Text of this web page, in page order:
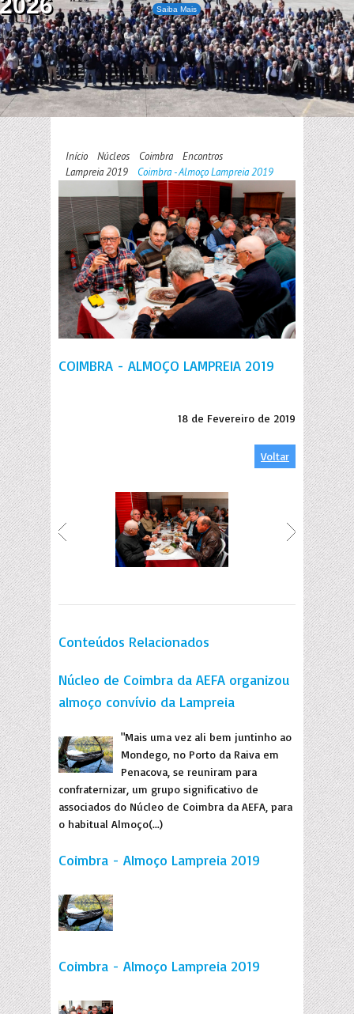
Saiba Mais
Início Núcleos Coimbra
Encontros
Lampreia 2019
Coimbra - Almoço Lampreia 2019
COIMBRA - ALMOÇO LAMPREIA 2019
18 de Fevereiro de 2019
Voltar
Conteúdos Relacionados
Núcleo de Coimbra da AEFA organizou
almoço convívio da Lampreia
"Mais uma vez ali bem juntinho ao
Mondego, no Porto da Raiva em
Penacova, se reuniram para
confraternizar, um grupo significativo de
associados do Núcleo de Coimbra da AEFA, para
o habitual Almoço(...)
Coimbra - Almoço Lampreia 2019
Coimbra - Almoço Lampreia 2019